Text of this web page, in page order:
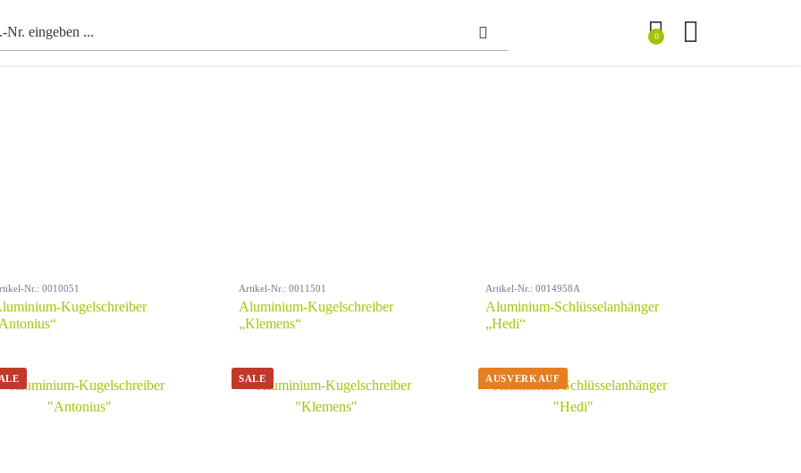
0
Nr.: 0010051
Kugelschreiber
Artikel-Nr.: 0011501
Aluminium-Kugelschreiber
„Klemens“
Artikel-Nr.: 0014958A
Aluminium-Schlüsselanhänger
„Hedi“